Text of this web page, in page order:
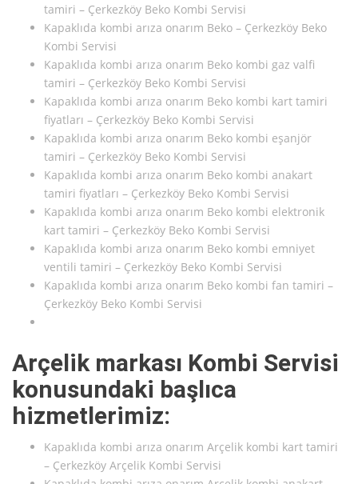
tamiri – Çerkezköy Beko Kombi Servisi
Kapaklıda kombi arıza onarım Beko – Çerkezköy Beko
Kombi Servisi
Kapaklıda kombi arıza onarım Beko kombi gaz valfi
tamiri – Çerkezköy Beko Kombi Servisi
Kapaklıda kombi arıza onarım Beko kombi kart tamiri
fiyatları – Çerkezköy Beko Kombi Servisi
Kapaklıda kombi arıza onarım Beko kombi eşanjör
tamiri – Çerkezköy Beko Kombi Servisi
Kapaklıda kombi arıza onarım Beko kombi anakart
tamiri fiyatları – Çerkezköy Beko Kombi Servisi
Kapaklıda kombi arıza onarım Beko kombi elektronik
kart tamiri – Çerkezköy Beko Kombi Servisi
Kapaklıda kombi arıza onarım Beko kombi emniyet
ventili tamiri – Çerkezköy Beko Kombi Servisi
Kapaklıda kombi arıza onarım Beko kombi fan tamiri –
Çerkezköy Beko Kombi Servisi
Arçelik markası Kombi Servisi
konusundaki başlıca
hizmetlerimiz:
Kapaklıda kombi arıza onarım Arçelik kombi kart tamiri
– Çerkezköy Arçelik Kombi Servisi